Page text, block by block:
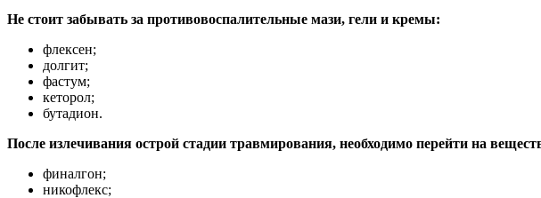
Не стоит забывать за противовоспалительные мази, гели и кремы:
флексен;
долгит;
фастум;
кеторол;
бутадион.
После излечивания острой стадии травмирования, необходимо перейти на
финалгон;
никофлекс;